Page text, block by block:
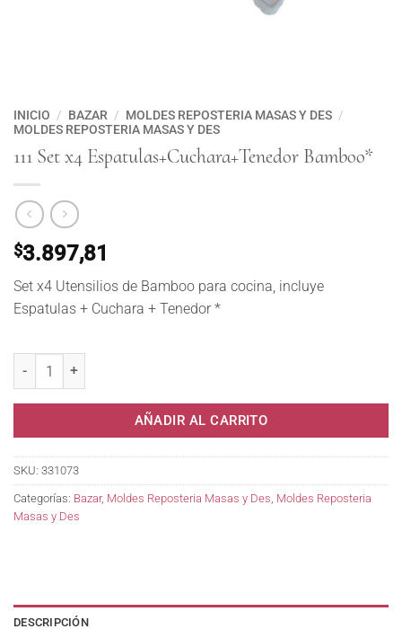
INICIO / BAZAR / MOLDES REPOSTERIA MASAS Y DES /
MOLDES REPOSTERIA MASAS Y DES
111 Set x4 Espatulas+Cuchara+Tenedor Bamboo*
$3.897,81
Set x4 Utensilios de Bamboo para cocina, incluye
Espatulas + Cuchara + Tenedor *
AÑADIR AL CARRITO
SKU: 331073
Categorías: Bazar, Moldes Reposteria Masas y Des Moldes Reposteria
Masas y Des
DESCRIPCIÓN